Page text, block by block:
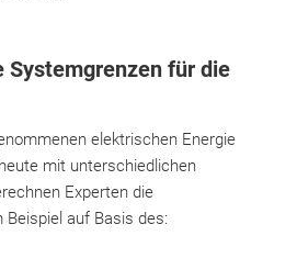
Systemgrenzen für die
elektrischen Energie
mit unterschiedlichen
Experten die
auf Basis des: